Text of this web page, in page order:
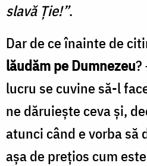
slavă Ție!”.
Dar de ce înainte de
lăudăm pe Dumnezeu?
lucru se cuvine să-l
ne dăruiește ceva și,
atunci când e vorba să
așa de prețios cum este